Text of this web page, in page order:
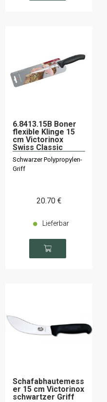
6.8413.15B Boner
flexible Klinge 15
cm Victorinox
Swiss Classic
schwarz/map
Schwarzer Polypropylen-
Griff
20.70 €
Lieferbar
Schafabhautemess
er 15 cm Victorinox
schwartzer Griff